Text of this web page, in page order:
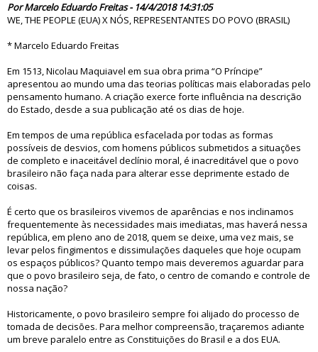
Por Marcelo Eduardo Freitas - 14/4/2018 14:31:05
WE, THE PEOPLE (EUA) X NÓS, REPRESENTANTES DO POVO (BRASIL)
* Marcelo Eduardo Freitas
Em 1513, Nicolau Maquiavel em sua obra prima “O Príncipe”
apresentou ao mundo uma das teorias políticas mais elaboradas pelo
pensamento humano. A criação exerce forte influência na descrição
do Estado, desde a sua publicação até os dias de hoje.
Em tempos de uma república esfacelada por todas as formas
possíveis de desvios, com homens públicos submetidos a situações
de completo e inaceitável declínio moral, é inacreditável que o povo
brasileiro não faça nada para alterar esse deprimente estado de
coisas.
É certo que os brasileiros vivemos de aparências e nos inclinamos
frequentemente às necessidades mais imediatas, mas haverá nessa
república, em pleno ano de 2018, quem se deixe, uma vez mais, se
levar pelos fingimentos e dissimulações daqueles que hoje ocupam
os espaços públicos? Quanto tempo mais deveremos aguardar para
que o povo brasileiro seja, de fato, o centro de comando e controle de
nossa nação?
Historicamente, o povo brasileiro sempre foi alijado do processo de
tomada de decisões. Para melhor compreensão, traçaremos adiante
um breve paralelo entre as Constituições do Brasil e a dos EUA.